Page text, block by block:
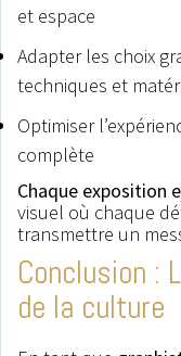
et espace
Adapter les choix
techniques et
Optimiser
complète
Chaque exposition
visuel où chaque
transmettre un
Conclusion :
de la culture